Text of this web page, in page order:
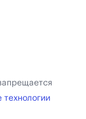
технологии